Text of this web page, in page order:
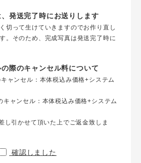
発送完了時にお送りします
切って生けていきますのでお作り直し
。そのため、完成写真は発送完了時に
際のキャンセル料について
ャンセル：本体税込み価格+システム
キャンセル：本体税込み価格+システム
引かせて頂いた上でご返金致しま
確認しました